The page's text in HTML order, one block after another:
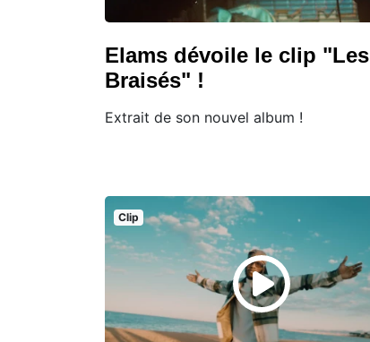
Elams dévoile le clip "Les
Braisés" !
Extrait de son nouvel album !
Clip